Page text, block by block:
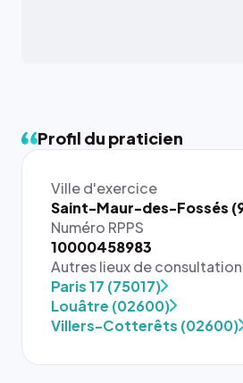
Profil du praticien
Ville d'exercice
Saint-Maur-des-Fossés
Numéro RPPS
10000458983
Autres lieux de consultation
Paris 17 (75017)
Louâtre (02600)
Villers-Cotterêts (02600)
{# 40×40
: la taille
rendue par
`.profile-